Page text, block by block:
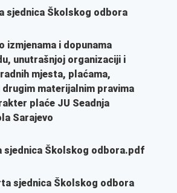
sjednica Školskog odbora
izmjenama i dopunama
unutrašnjoj organizaciji i
mjesta, plaćama,
drugim materijalnim pravima
plaće JU Seadnja
Sarajevo
sjednica Školskog odbora.pdf
sjednica Školskog odbora